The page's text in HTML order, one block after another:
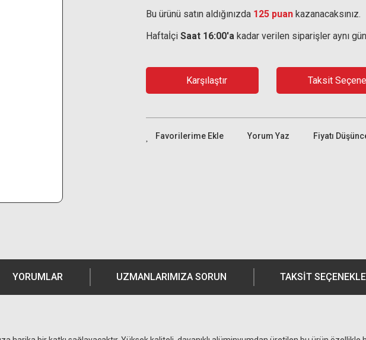
Bu ürünü satın aldığınızda 125 puan kazanacaksınız.
Haftaİçi Saat 16:00'a kadar verilen siparişler aynı
Karşılaştır Taksit
Yorum Yaz Fiyatı
YORUMLAR UZMANLARIMIZA SORUN TAKSIT